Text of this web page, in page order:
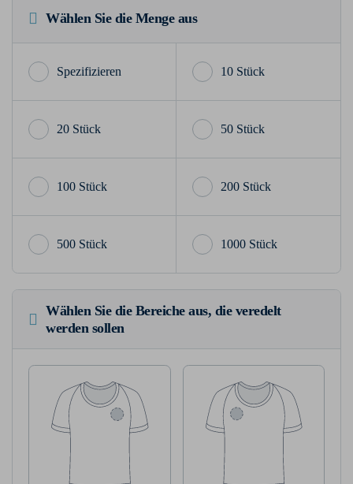
Wählen Sie die Menge aus
10 Stück
20 Stück 50 Stück
100 Stück 200 Stück
500 Stück 1000 Stück
Wählen Sie die Bereiche aus, die veredelt
werden sollen